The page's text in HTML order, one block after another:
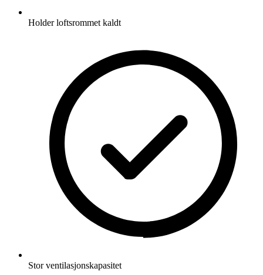
Holder loftsrommet kaldt
Stor ventilasjonskapasitet